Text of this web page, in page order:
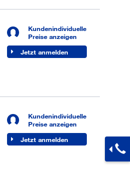
Kundenindividuelle
Preise anzeigen
Jetzt anmelden
Kundenindividuelle
Preise anzeigen
Jetzt anmelden